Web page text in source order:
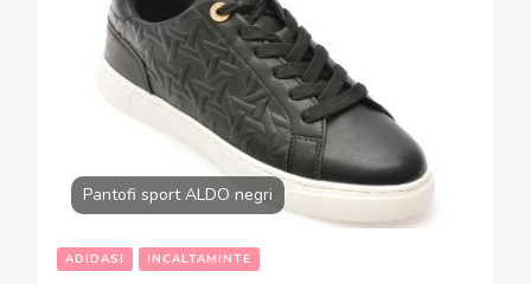
Pantofi sport ALDO negri
ADIDASI INCALTAMINTE